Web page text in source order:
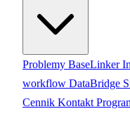
Problemy BaseLinker
workflow DataBridge
Cennik Kontakt